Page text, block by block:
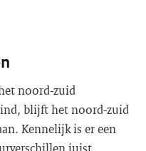
noord-zuid
blijft het noord-zuid
Kennelijk is er een
juist